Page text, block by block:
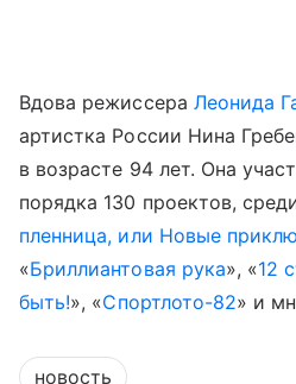
Вдова режиссера Леонида
артистка России Нина
в возрасте 94 лет. Она
порядка 130 проектов,
пленница, или Новые
«Бриллиантовая рука», «12
быть!», «Спортлото-82» и
новость